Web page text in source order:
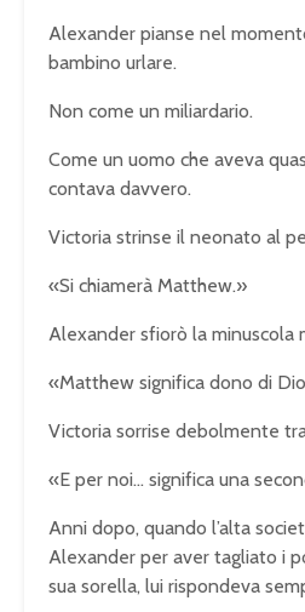
Alexander pianse nel
bambino urlare.
Non come un miliardario.
Come un uomo che aveva
contava davvero.
Victoria strinse il neonato al
«Si chiamerà Matthew.»
Alexander sfiorò la minuscola
«Matthew significa dono di
Victoria sorrise debolmente
«E per noi… significa una
Anni dopo, quando l’alta
Alexander per aver tagliato i
sua sorella, lui rispondeva